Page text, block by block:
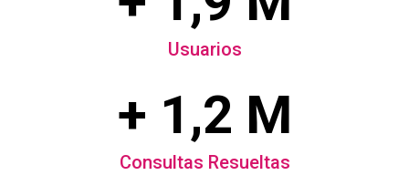
Usuarios
+ 1,2 M
Consultas Resueltas